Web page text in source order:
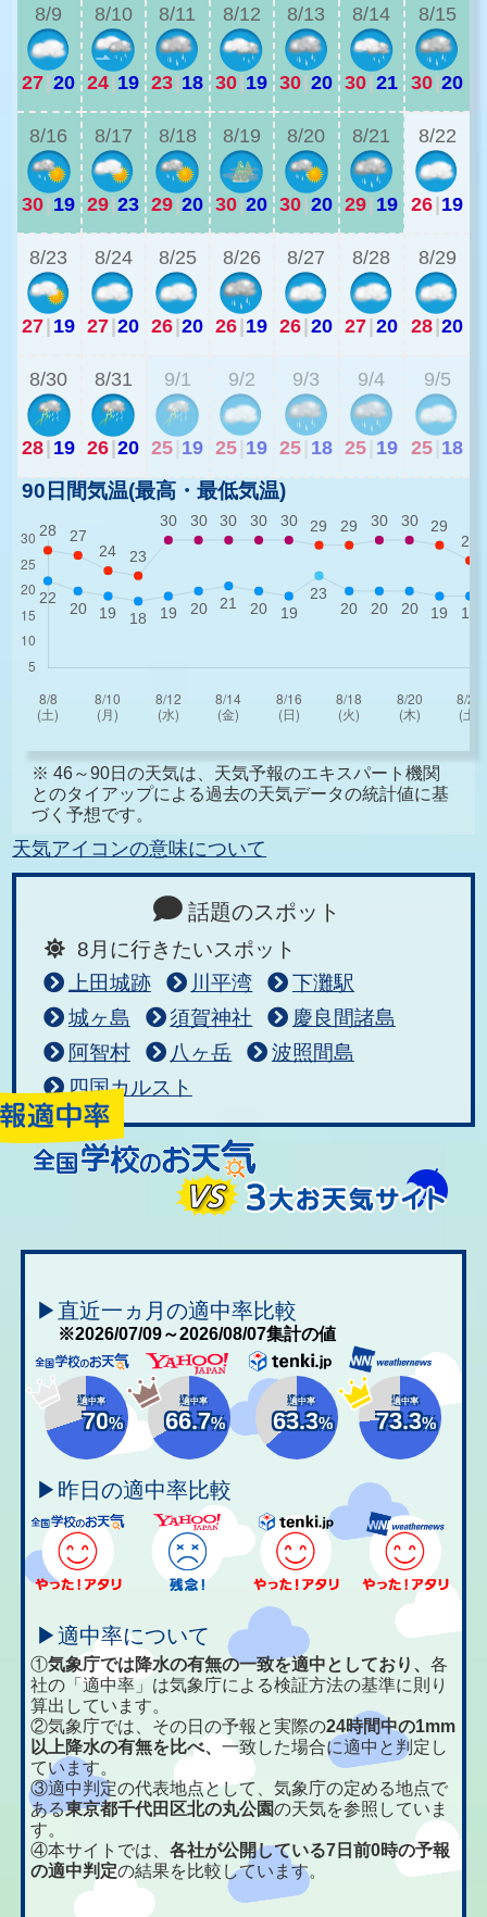
8/9
27|20
8/10
24|19
8/11
23|18
8/12
30|19
8/13
30|20
8/14
30|21
8/15
30|20
8/16
30| 19
8/17
29|23
8/18
29|20
8/19
30|20
8/20
30|20
8/21
29| 19
8/22
26|19
8/23
27| 19
8/24
27|20
8/25
26|20
8/26
26|19
8/27
26|20
8/28
27|20
8/29
28|20
8/30
28| 19
8/31
26|20
9/1
25 19
9/2
25 19
9/3
25 18
9/4
25 19
9/5
25 18
90日間気温(最高・最低気温)
※ 46～90日の天気は、天気予報のエキスパート機関
とのタイアップによる過去の天気データの統計値に基
づく予想です。
天気アイコンの意味について
話題のスポット
8月に行きたいスポット
上田城跡
川平湾
下灘駅
城ヶ島
須賀神社
慶良間諸島
阿智村
八ヶ岳
波照間島
四国カルスト
▶直近一ヵ月の適中率比較
※2026/07/09～2026/08/07集計の値
適中率
70%
適中率
66.7%
適中率
63.3%
適中率
73.3%
▶昨日の適中率比較
▶適中率について
①気象庁では降水の有無の一致を適中としており、各
社の「適中率」は気象庁による検証方法の基準に則り
算出しています。
②気象庁では、その日の予報と実際の24時間中の1mm
以上降水の有無を比べ、一致した場合に適中と判定し
ています。
③適中判定の代表地点として、気象庁の定める地点で
ある東京都千代田区北の丸公園の天気を参照していま
す。
④本サイトでは、各社が公開している7日前0時の予報
の適中判定の結果を比較しています。